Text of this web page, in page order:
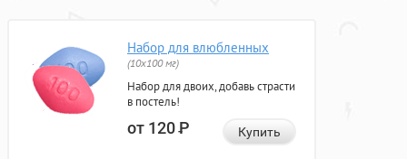
Набор для влюбленных
(10х100 мг)
Набор для двоих, добавь страсти
в постель!
от 120Р Купить